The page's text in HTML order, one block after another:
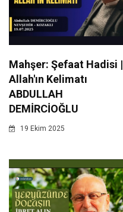
Mahşer: Şefaat Hadisi |
Allah'ın Kelimatı
ABDULLAH
DEMİRCİOĞLU
19 Ekim 2025